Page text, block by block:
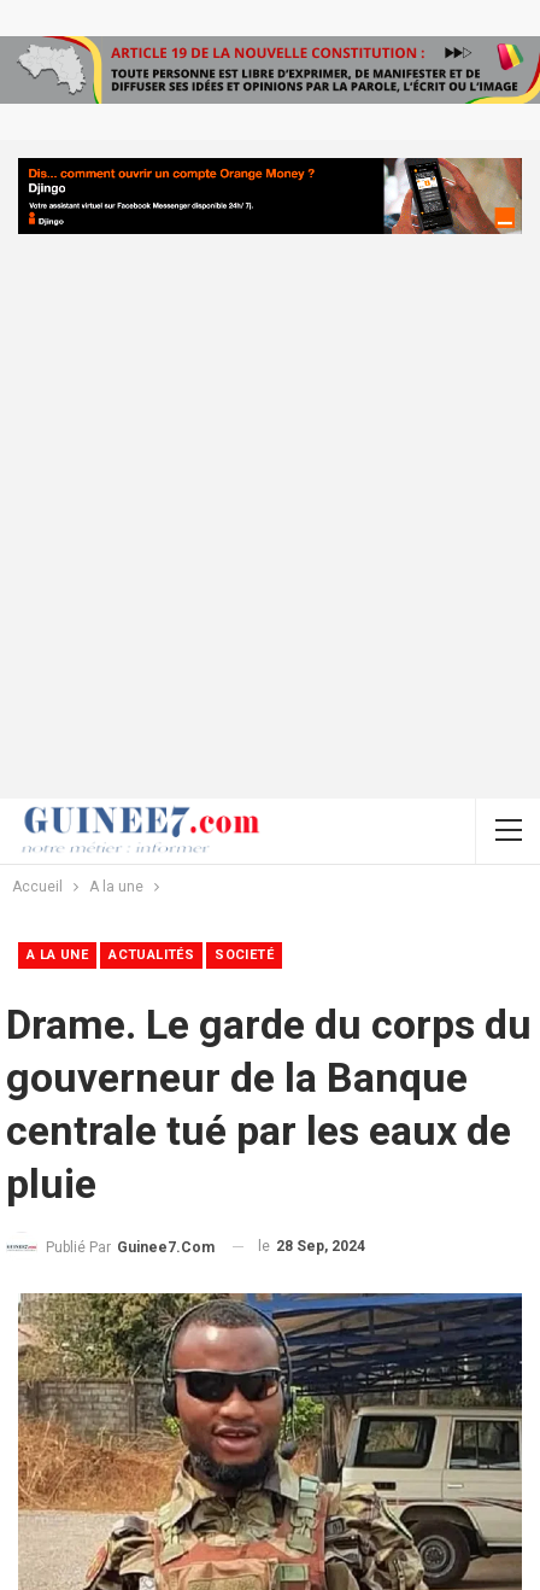
Accueil A la une
A LA UNE ACTUALITÉS SOCIETÉ
Drame. Le garde du corps du
gouverneur de la Banque
centrale tué par les eaux de
pluie
Publié Par Guinee7.com le 28 Sep, 2024